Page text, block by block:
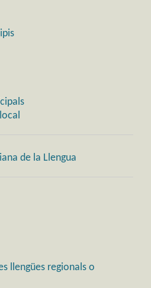
de la Llengua
llengües regionals o